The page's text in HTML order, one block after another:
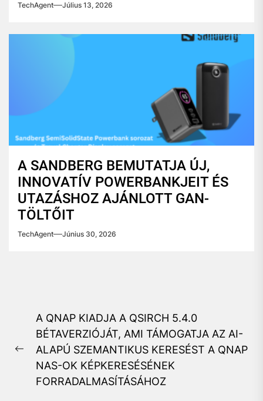
TechAgent Július 13, 2026
A SANDBERG BEMUTATJA ÚJ,
INNOVATÍV POWERBANKJEIT ÉS
UTAZÁSHOZ AJÁNLOTT GAN-
TÖLTŐIT
TechAgent Június 30, 2026
navigáció
Previous
post:
A QNAP KIADJA A QSIRCH 5.4.0
BÉTAVERZIÓJÁT, AMI TÁMOGATJA AZ AI-
ALAPÚ SZEMANTIKUS KERESÉST A QNAP
NAS-OK KÉPKERESÉSÉNEK
FORRADALMASÍTÁSÁHOZ